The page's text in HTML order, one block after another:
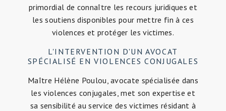
primordial de connaître les recours juridiques et
les soutiens disponibles pour mettre fin à ces
violences et protéger les victimes.
L'INTERVENTION D'UN AVOCAT
SPÉCIALISÉ EN VIOLENCES CONJUGALES
Maître Hélène Poulou, avocate spécialisée dans
les violences conjugales, met son expertise et
sa sensibilité au service des victimes résidant à